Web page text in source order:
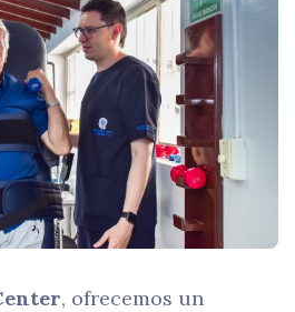
, ofrecemos un